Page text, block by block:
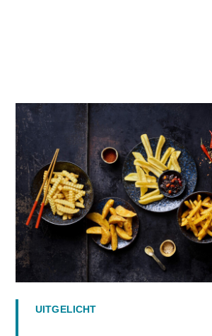
UITGELICHT